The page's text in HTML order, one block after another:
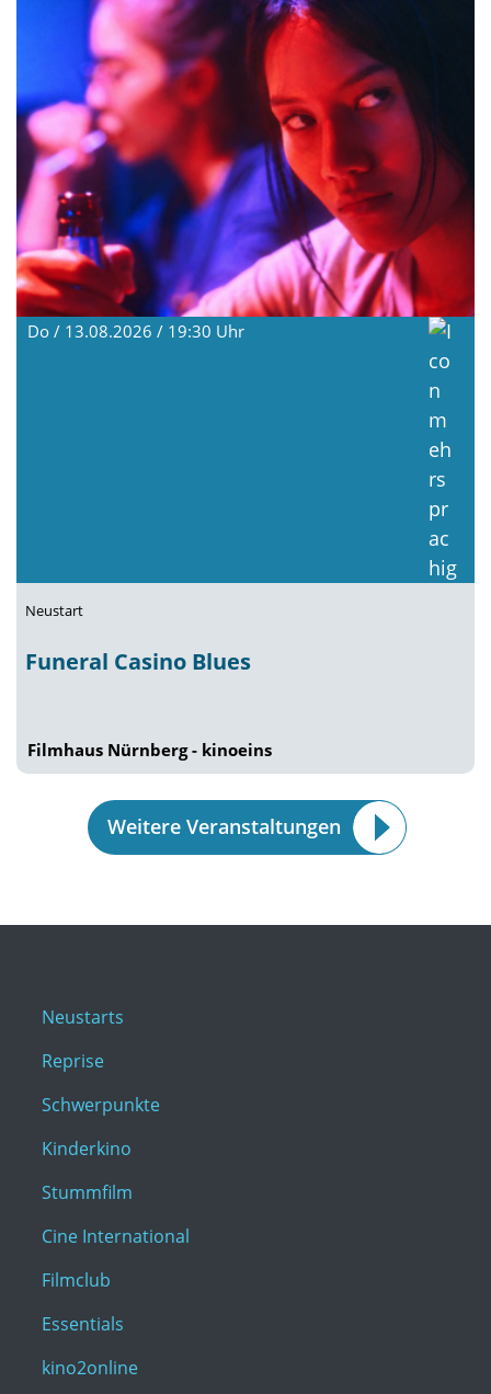
Do / 13.08.2026 / 19:30 Uhr
Neustart
Funeral Casino Blues
Filmhaus Nürnberg - kinoeins
Weitere Veranstaltungen
Neustarts
Reprise
Schwerpunkte
Kinderkino
Stummfilm
Cine International
Filmclub
Essentials
kino2online